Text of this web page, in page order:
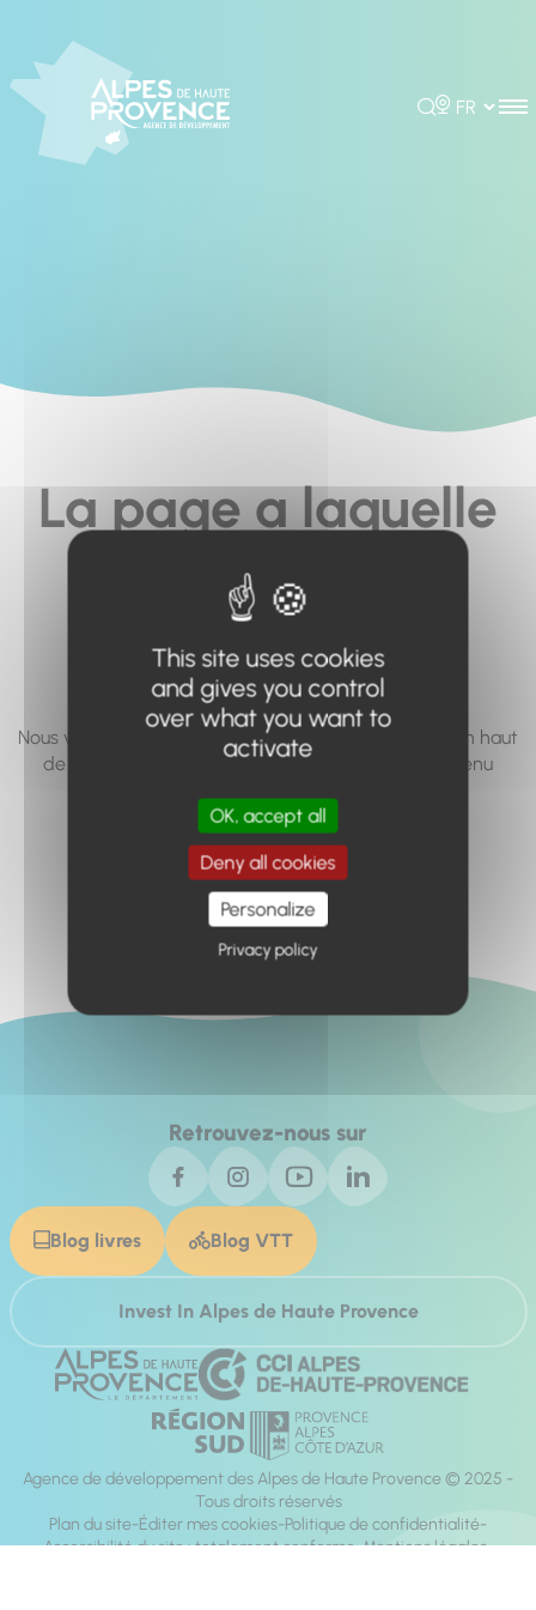
Rechercher
Choisir la
La page a laquelle
vous cherchez à
accéder n'existe
pas... ou plus.
Nous vous invitons à utiliser le moteur de recherche en haut
de page, ou à utiliser le menu pour trouver le contenu
Retour à l'accueil
Retrouvez-nous sur
Blog livres Blog VTT
Invest In Alpes de Haute Provence
Agence de développement des Alpes de Haute Provence © 2025 -
Tous droits réservés
Plan du site Éditer mes cookies Politique de confidentialité
Accessibilité du site : totalement conforme Mentions légales
This site uses cookies
and gives you control
over what you want to
activate
OK, accept all
Deny all cookies
Personalize
Privacy policy